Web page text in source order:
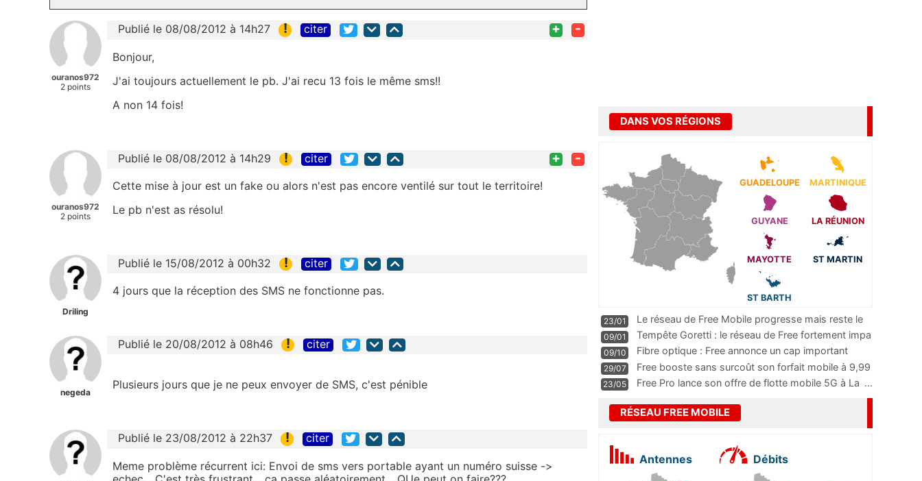
ouranos972
2 points
Publié le 08/08/2012 à 14h27 ! citer + -
Bonjour,
J'ai toujours actuellement le pb. J'ai recu 13 fois le même sms!!
A non 14 fois!
ouranos972
2 points
Publié le 08/08/2012 à 14h29 ! citer + -
Cette mise à jour est un fake ou alors n'est pas encore ventilé sur tout le territoire!
Le pb n'est as résolu!
Driling
Publié le 15/08/2012 à 00h32 ! citer
4 jours que la réception des SMS ne fonctionne pas.
negeda
Publié le 20/08/2012 à 08h46 ! citer
Plusieurs jours que je ne peux envoyer de SMS, c'est pénible
Publié le 23/08/2012 à 22h37 ! citer
Meme problème récurrent ici: Envoi de sms vers portable ayant un numéro suisse ->
DANS VOS RÉGIONS
GUADELOUPE MARTINIQUE
GUYANE LA RÉUNION
MAYOTTE ST MARTIN
ST BARTH
23/01
Le réseau de Free Mobile progresse mais reste le
m
...
09/01
Tempête Goretti : le réseau de Free fortement impa
09/10
Fibre optique : Free annonce un cap important
pass
...
29/07
Free booste sans surcoût son forfait mobile à 9,99
23/05 Free Pro lance son offre de flotte mobile 5G à La ...
RÉSEAU FREE MOBILE
Antennes Débits